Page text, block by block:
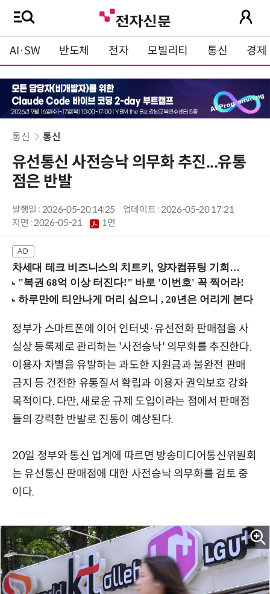
AI·SW 반도체 전자 모빌리티 통신 경제
통신 통신
유선통신 사전승낙 의무화 추진...유통
점은 반발
발행일 : 2026-05-20 14:25
업데이트 : 2026-05-20 17:21
지면 :2026-05-21 1면
차세대 테크 비즈니스의 치트키, 양자컴퓨팅 기회를 선점하라! (8/28 강남역)
정부가 스마트폰에 이어 인터넷·유선전화 판매점을 사
실상 등록제로 관리하는 '사전승낙' 의무화를 추진한다.
이용자 차별을 유발하는 과도한 지원금과 불완전 판매
금지 등 건전한 유통질서 확립과 이용자 권익보호 강화
목적이다. 다만, 새로운 규제 도입이라는 점에서 판매점
들의 강력한 반발로 진통이 예상된다.
20일 정부와 통신 업계에 따르면 방송미디어통신위원회
는 유선통신 판매점에 대한 사전승낙 의무화를 검토 중
이다.